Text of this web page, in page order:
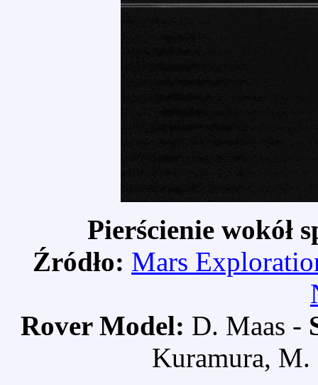
Pierścienie wokół
Źródło: Mars
Rover Model: D. Maas -
Kuramura, M.